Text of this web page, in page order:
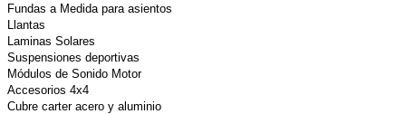
Fundas a Medida para asientos
Llantas
Laminas Solares
Suspensiones deportivas
Módulos de Sonido Motor
Accesorios 4x4
Cubre carter acero y aluminio